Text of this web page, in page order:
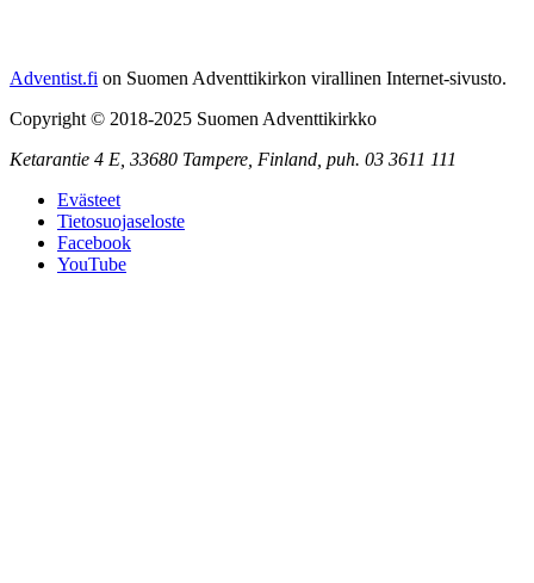
Adventist.fi on Suomen Adventtikirkon virallinen Internet-sivusto.
Copyright © 2018-2025 Suomen Adventtikirkko
Ketarantie 4 E, 33680 Tampere Finland, puh. 03 3611 111
Evästeet
Tietosuojaseloste
Facebook
YouTube